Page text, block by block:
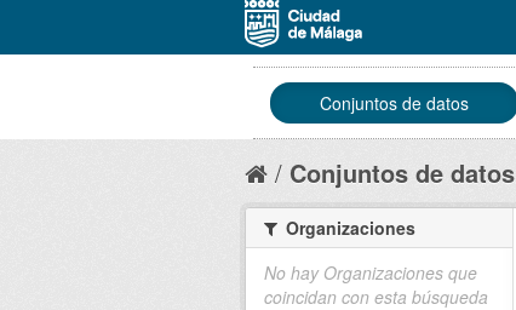
Conjuntos de datos
Conjuntos de datos
Organizaciones
No hay Organizaciones que
coincidan con esta búsqueda